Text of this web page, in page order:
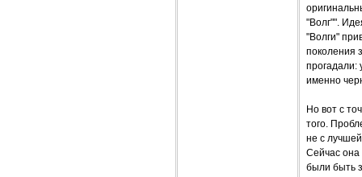
"Волг"".
"Волги"
поколения
прогадали:
именно
Но вот с
того.
не с
Сейчас она
были быть